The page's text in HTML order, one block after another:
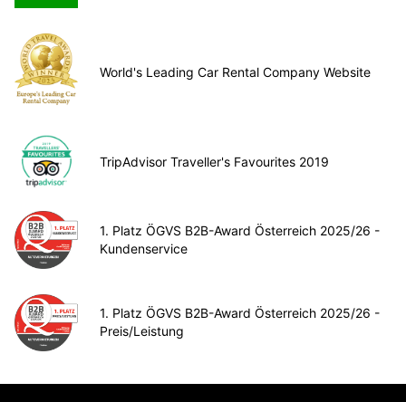
World's Leading Car Rental Company Website
TripAdvisor Traveller's Favourites 2019
1. Platz ÖGVS B2B-Award Österreich 2025/26 -
Kundenservice
1. Platz ÖGVS B2B-Award Österreich 2025/26 -
Preis/Leistung